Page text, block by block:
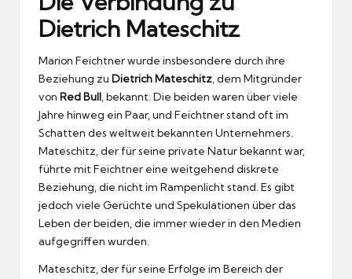
Dietrich Mateschitz
Marion Feichtner wurde insbesondere durch ihre
Beziehung zu Dietrich Mateschitz , dem Mitgründer
von Red Bull , bekannt. Die beiden waren über viele
Jahre hinweg ein Paar, und Feichtner stand oft im
Schatten des weltweit bekannten Unternehmers.
Mateschitz, der für seine private Natur bekannt war,
führte mit Feichtner eine weitgehend diskrete
Beziehung, die nicht im Rampenlicht stand. Es gibt
jedoch viele Gerüchte und Spekulationen über das
Leben der beiden, die immer wieder in den Medien
aufgegriffen wurden.
Mateschitz, der für seine Erfolge im Bereich der